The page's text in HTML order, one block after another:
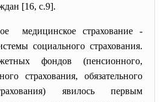
[16, c.9].
медицинское страхование -
социального страхования.
фондов (пенсионного,
страхования, обязательного
явилось первым